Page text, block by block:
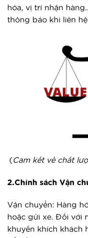
hóa, vị trí nhận
thông báo khi liên
( Cam kết về chất
2.Chính sách Vận
Vận chuyển: Hàng
hoặc gửi xe. Đối với
khuyến khích khách